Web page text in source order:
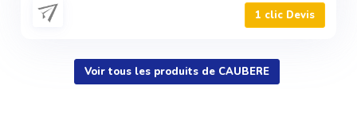
1 clic Devis
Voir tous les produits de CAUBERE